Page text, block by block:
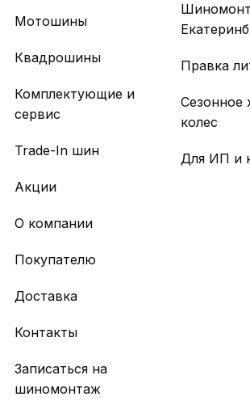
Мотошины
Квадрошины
Комплектующие и
сервис
Trade-In шин
Акции
Правка
Сезонное
колес
Для ИП и
О компании
Покупателю
Доставка
Контакты
Записаться на
шиномонтаж